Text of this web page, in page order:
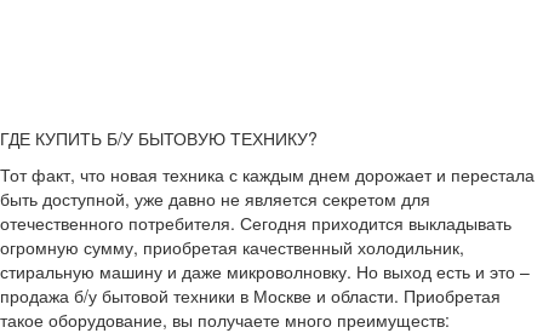
ГДЕ КУПИТЬ Б/У БЫТОВУЮ ТЕХНИКУ?
Тот факт, что новая техника с каждым днем дорожает и перестала
быть доступной, уже давно не является секретом для
отечественного потребителя. Сегодня приходится выкладывать
огромную сумму, приобретая качественный холодильник,
стиральную машину и даже микроволновку. Но выход есть и это –
продажа б/у бытовой техники в Москве и области. Приобретая
такое оборудование, вы получаете много преимуществ: